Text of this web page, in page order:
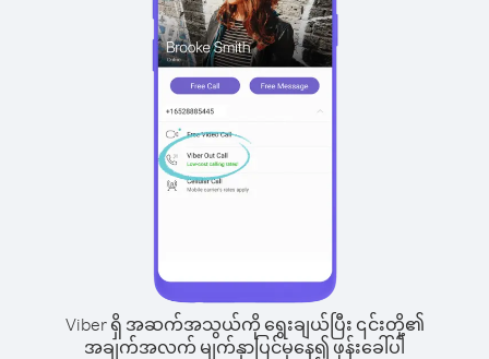
Viber ရှိ အဆက်အသွယ်ကို ရွေးချယ်ပြီး ၎င်းတို့၏
အချက်အလက် မျက်နှာပြင်မှနေ၍ ဖုန်းခေါ်ပါ